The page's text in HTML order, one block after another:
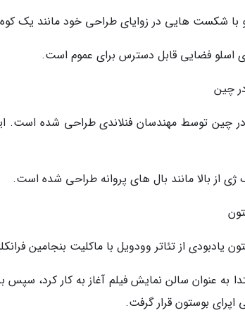
با شکست هایی در زوایای طراحی خود مانند یک
اسلو فضایی قابل دسترس برای عموم است.
چین
در چین توسط مهندسان فنلاندی طراحی شده است.
ژی از بالا مانند بال های پروانه طراحی شده است.
یادبودی از تئاتر وودویل با ماکلیت بنجامین فرانکلین
اپرای بوستون قرار گرفت.